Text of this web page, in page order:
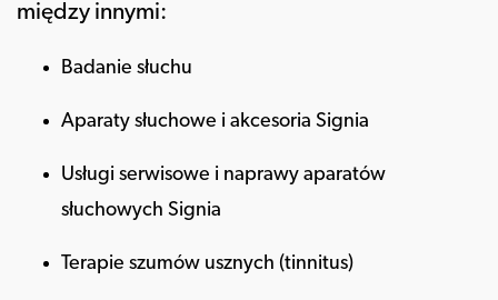
między innymi:
Badanie słuchu
Aparaty słuchowe i akcesoria Signia
Usługi serwisowe i naprawy aparatów
słuchowych Signia
Terapie szumów usznych (tinnitus)